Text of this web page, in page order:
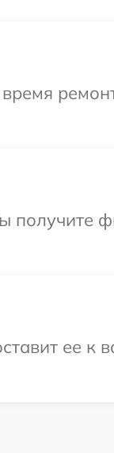
получите
ее к